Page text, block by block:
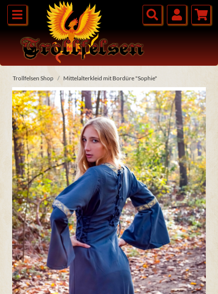
Trollfelsen Shop Mittelalterkleid mit Bordüre "Sophie"